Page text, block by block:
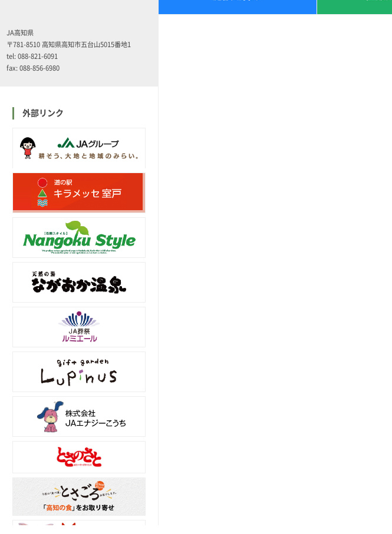
JA高知県
〒781-8510 高知県高知市五台山5015番地1
tel: 088-821-6091
fax: 088-856-6980
外部リンク